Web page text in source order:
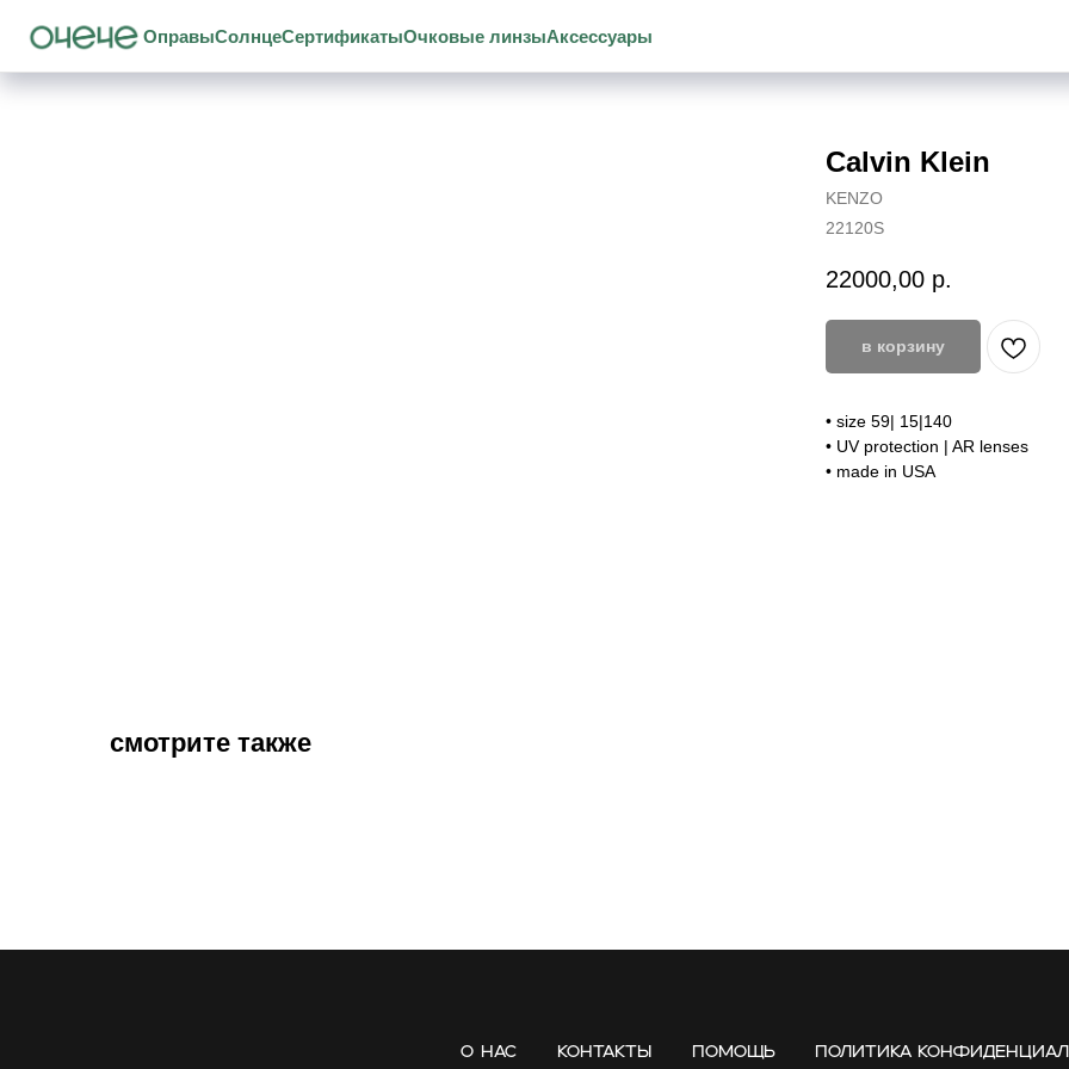
ОправыСолнцеСертификатыОчковые линзыАксессуары
Calvin Klein
KENZO
22120S
22000,00 р.
в корзину
• size 59| 15|140
• UV protection | AR lenses
• made in USA
смотрите также
О нас Контакты Помощь Политика